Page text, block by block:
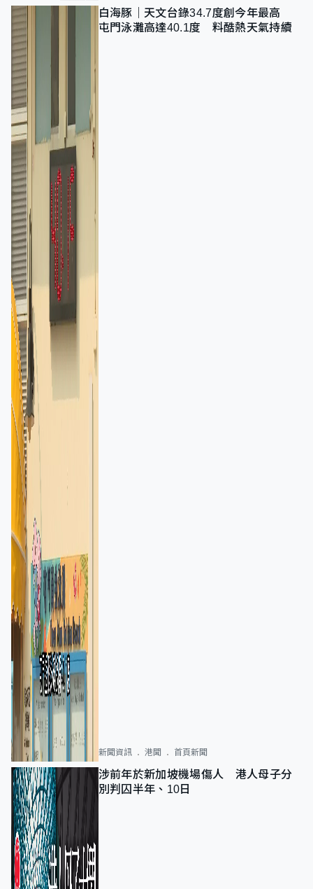
白海豚｜天文台錄34.7度創今年最高
屯門泳灘高達40.1度 料酷熱天氣持續
新聞資訊 港聞 首頁新聞
涉前年於新加坡機場傷人 港人母子分
別判囚半年、10日